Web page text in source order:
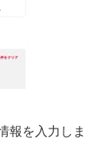
報を入力しま